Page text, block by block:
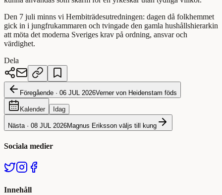
Den 7 juli minns vi Hembiträdesutredningen: dagen då folkhemmet
gick in i jungfrukammaren och tvingade den gamla hushållshierarkin
att möta det moderna Sveriges krav på ordning, ansvar och
värdighet.
Dela
Föregående · 06 JUL 2026Verner von Heidenstam föds
Kalender Idag
Nästa · 08 JUL 2026Magnus Eriksson väljs till kung
Sociala medier
Innehåll